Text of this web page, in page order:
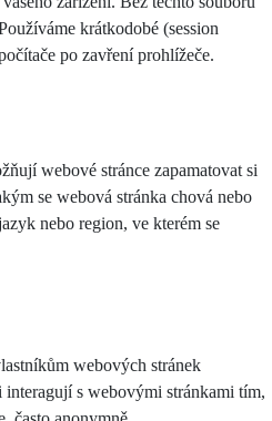
krátkodobé (session
po zavření prohlížeče.
webové stránce zapamatovat si
se webová stránka chová nebo
nebo region, ve kterém se
webových stránek
s webovými stránkami tím,